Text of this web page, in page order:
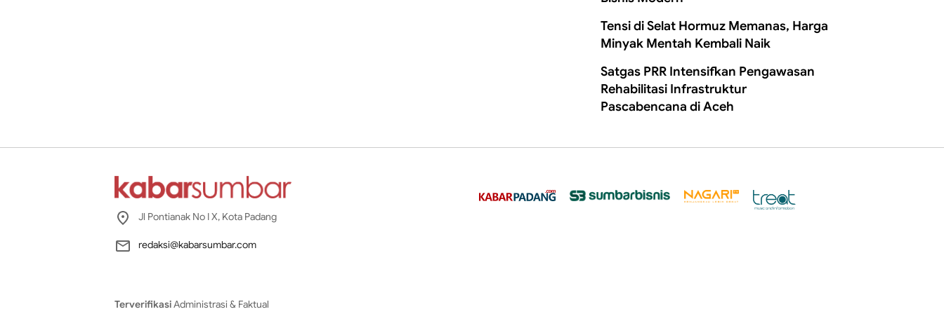
Tensi di Selat Hormuz Memanas, Harga
Minyak Mentah Kembali Naik
Satgas PRR Intensifkan Pengawasan
Rehabilitasi Infrastruktur
Pascabencana di Aceh
Jl Pontianak No I X, Kota Padang
redaksi@kabarsumbar.com
TerverifikasiAdministrasi & Faktual